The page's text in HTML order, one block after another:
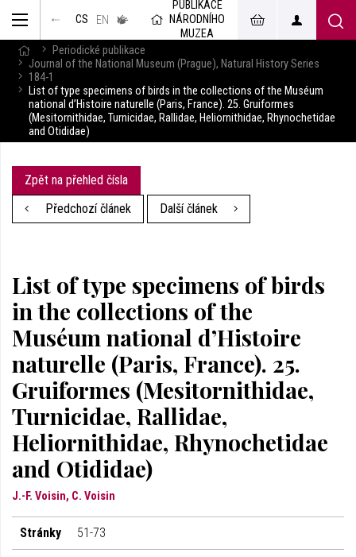
CS EN
v českém
jazyce
PUBLIKACE
NÁRODNÍHO
MUZEA
Periodické publikace
Journal of the National Museum (Prague), Natural History Series
184-1
List of type specimens of birds in the collections of the Muséum
national d’Histoire naturelle (Paris, France). 25. Gruiformes
(Mesitornithidae, Turnicidae, Rallidae, Heliornithidae, Rhynochetidae
and Otididae)
Zpět na přehled čísla
Předchozí článek
Další článek
List of type specimens of birds
in the collections of the
Muséum national d’Histoire
naturelle (Paris, France). 25.
Gruiformes (Mesitornithidae,
Turnicidae, Rallidae,
Heliornithidae, Rhynochetidae
and Otididae)
J.-F. Voisin, C. Voisin
Stránky 51-73